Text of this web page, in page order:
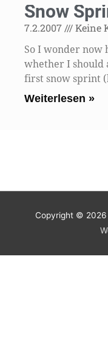
Snow
7.2.2007 Keine
So I wonder
whether I should
first snow sprint
Weiterlesen »
Copyright © 2026